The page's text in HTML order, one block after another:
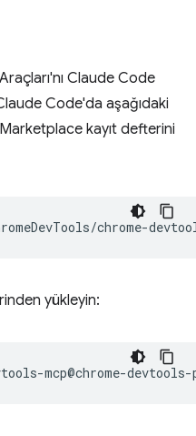
Claude Code
Code'da aşağıdaki
kayıt defterini
yükleyin: